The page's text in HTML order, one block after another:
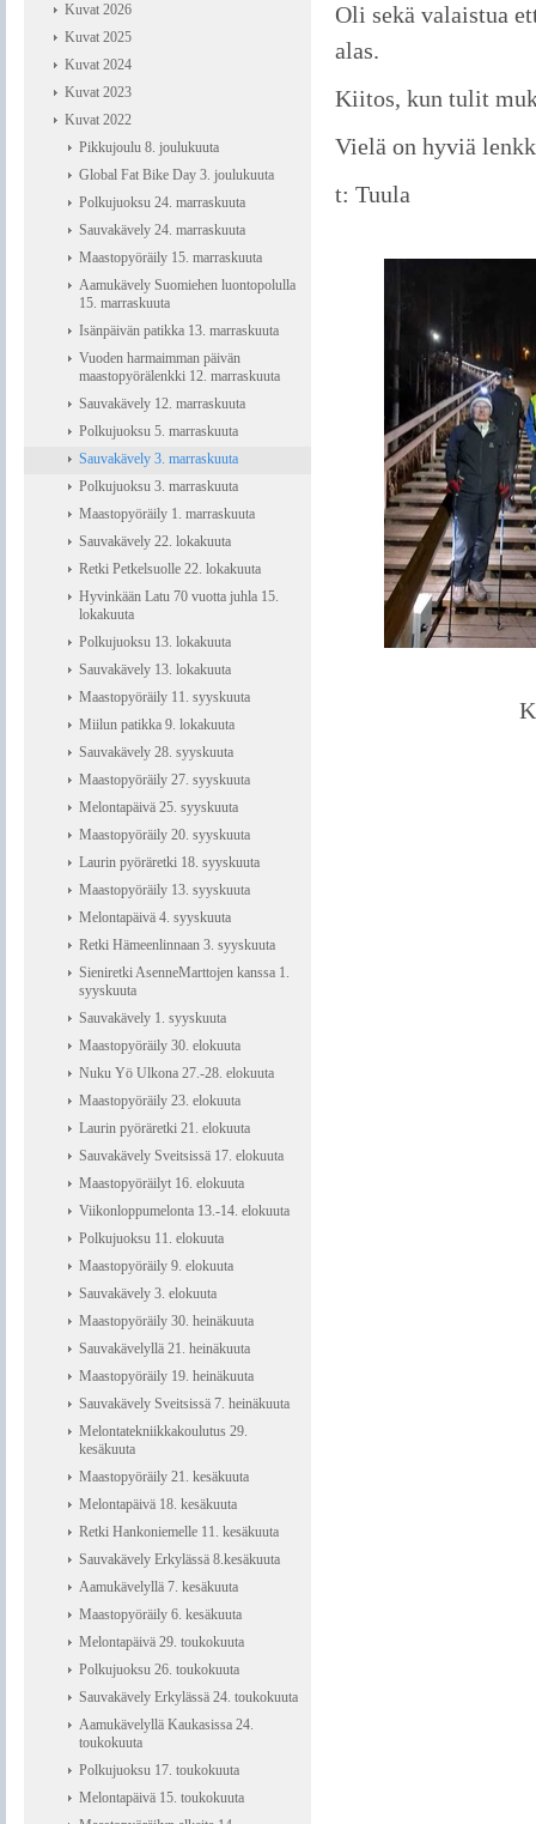
Oli sekä valaistua
alas.
Kiitos, kun tulit
Vielä on hyviä
t: Tuula
Kuvat 2026
Kuvat 2025
Kuvat 2024
Kuvat 2023
Kuvat 2022
Pikkujoulu 8. joulukuuta
Global Fat Bike Day 3. joulukuuta
Polkujuoksu 24. marraskuuta
Sauvakävely 24. marraskuuta
Maastopyöräily 15. marraskuuta
Aamukävely Suomiehen luontopolulla
15. marraskuuta
Isänpäivän patikka 13. marraskuuta
Vuoden harmaimman päivän
maastopyörälenkki 12. marraskuuta
Sauvakävely 12. marraskuuta
Polkujuoksu 5. marraskuuta
Sauvakävely 3. marraskuuta
Polkujuoksu 3. marraskuuta
Maastopyöräily 1. marraskuuta
Sauvakävely 22. lokakuuta
Retki Petkelsuolle 22. lokakuuta
Hyvinkään Latu 70 vuotta juhla 15.
lokakuuta
Polkujuoksu 13. lokakuuta
Sauvakävely 13. lokakuuta
Maastopyöräily 11. syyskuuta
Miilun patikka 9. lokakuuta
Sauvakävely 28. syyskuuta
Maastopyöräily 27. syyskuuta
Melontapäivä 25. syyskuuta
Maastopyöräily 20. syyskuuta
Laurin pyöräretki 18. syyskuuta
Maastopyöräily 13. syyskuuta
Melontapäivä 4. syyskuuta
Retki Hämeenlinnaan 3. syyskuuta
Sieniretki AsenneMarttojen kanssa 1.
syyskuuta
Sauvakävely 1. syyskuuta
Maastopyöräily 30. elokuuta
Nuku Yö Ulkona 27.-28. elokuuta
Maastopyöräily 23. elokuuta
Laurin pyöräretki 21. elokuuta
Sauvakävely Sveitsissä 17. elokuuta
Maastopyöräilyt 16. elokuuta
Viikonloppumelonta 13.-14. elokuuta
Polkujuoksu 11. elokuuta
Maastopyöräily 9. elokuuta
Sauvakävely 3. elokuuta
Maastopyöräily 30. heinäkuuta
Sauvakävelyllä 21. heinäkuuta
Maastopyöräily 19. heinäkuuta
Sauvakävely Sveitsissä 7. heinäkuuta
Melontatekniikkakoulutus 29.
kesäkuuta
Maastopyöräily 21. kesäkuuta
Melontapäivä 18. kesäkuuta
Retki Hankoniemelle 11. kesäkuuta
Sauvakävely Erkylässä 8.kesäkuuta
Aamukävelyllä 7. kesäkuuta
Maastopyöräily 6. kesäkuuta
Melontapäivä 29. toukokuuta
Polkujuoksu 26. toukokuuta
Sauvakävely Erkylässä 24. toukokuuta
Aamukävelyllä Kaukasissa 24.
toukokuuta
Polkujuoksu 17. toukokuuta
Melontapäivä 15. toukokuuta